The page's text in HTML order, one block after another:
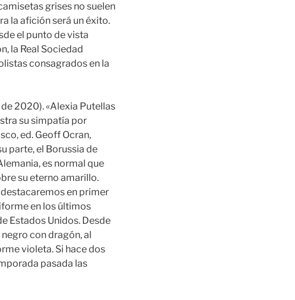
grises no suelen
la afición será un éxito.
el punto de vista
la Real Sociedad
consagrados en la
2020). «Alexia Putellas
su simpatía por
ed. Geoff Ocran,
parte, el Borussia de
es normal que
su eterno amarillo.
en primer
en los últimos
Estados Unidos. Desde
con dragón, al
violeta. Si hace dos
pasada las